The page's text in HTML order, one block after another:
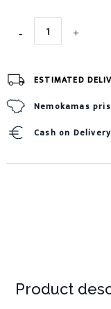
ESTIMATED
Nemokamas
Cash on Delivery
Product